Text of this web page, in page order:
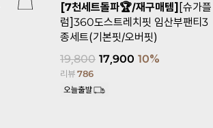
[7천세트돌파🏆/재구매템] [슈가플
럼]360도스트레치핏 임산부팬티3
종세트(기본핏/오버핏)
19,800 17,900 10%
리뷰 786